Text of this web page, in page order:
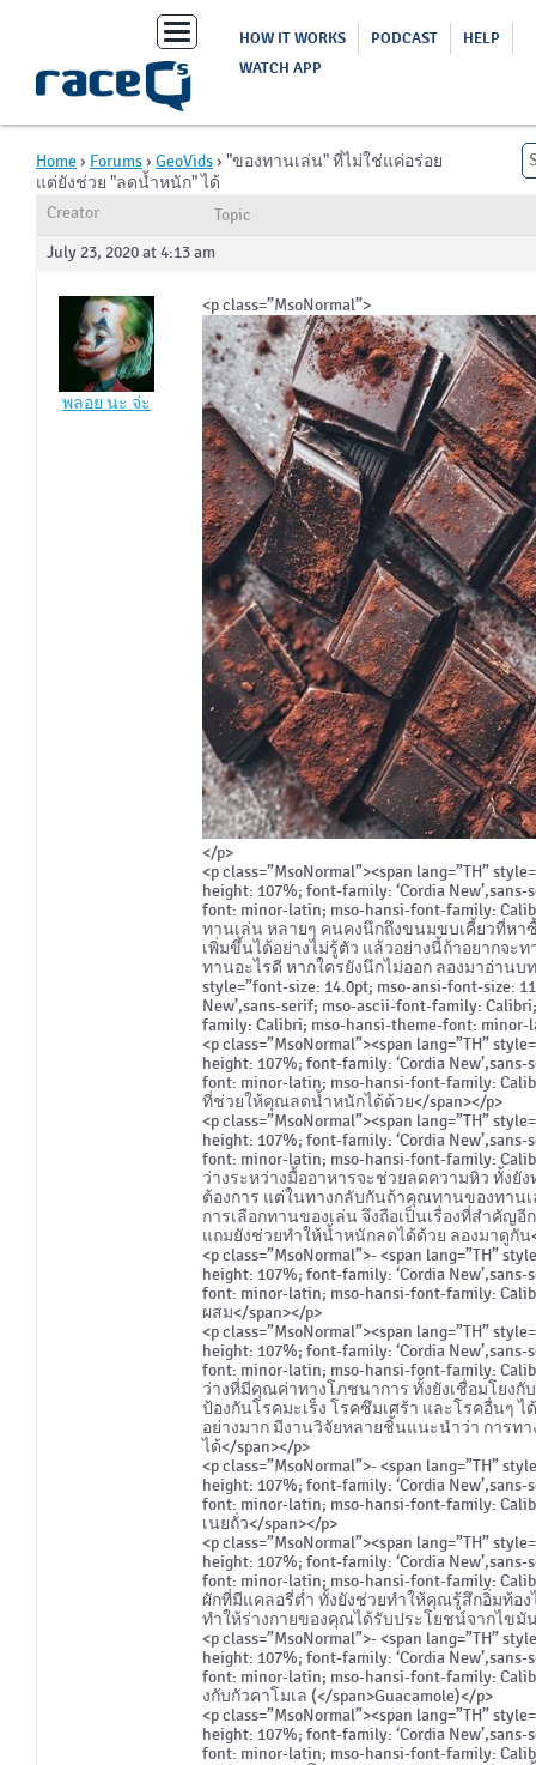
Toggle
navigation
HOW IT WORKS PODCAST
HELP
WATCH APP
Home› Forums› GeoVids› "ของทานเล่น" ที่ไม่ใช่แค่อร่อย
แต่ยังช่วย "ลดน้ำหนัก" ได้
Creator
Topic
July 23, 2020 at 4:13 am
พลอย นะ จ่ะ
<p class=”MsoNormal”>
</p>
<p class=”MsoNormal”><span lang=”TH”
height: 107%; font-family: ‘Cordia
font: minor-latin; mso-hansi-font-family:
ทานเล่น หลายๆ คนคงนึกถึงขนมขบเคี้ยวที่ห
เพิ่มขึ้นได้อย่างไม่รู้ตัว แล้วอย่างนี้ถ้าอยากจ
ทานอะไรดี หากใครยังนึกไม่ออก ลองมาอ่านบท
style=”font-size: 14.0pt; mso-ansi-font-size:
New’,sans-serif; mso-ascii-font-family:
family: Calibri; mso-hansi-theme-font:
<p class=”MsoNormal”><span lang=”TH”
height: 107%; font-family: ‘Cordia
font: minor-latin; mso-hansi-font-family:
ที่ช่วยให้คุณลดน้ำหนักได้ด้วย</span></p>
<p class=”MsoNormal”><span lang=”TH”
height: 107%; font-family: ‘Cordia
font: minor-latin; mso-hansi-font-family:
ว่างระหว่างมื้ออาหารจะช่วยลดความหิว ทั้งยั
ต้องการ แต่ในทางกลับกันถ้าคุณทานของทาน
การเลือกทานของเล่น จึงถือเป็นเรื่องที่สำคัญ
แถมยังช่วยทำให้น้ำหนักลดได้ด้วย ลองมาดูกัน
<p class=”MsoNormal”>- <span lang=”TH”
height: 107%; font-family: ‘Cordia
font: minor-latin; mso-hansi-font-family:
ผสม</span></p>
<p class=”MsoNormal”><span lang=”TH”
height: 107%; font-family: ‘Cordia
font: minor-latin; mso-hansi-font-family:
ว่างที่มีคุณค่าทางโภชนาการ ทั้งยังเชื่อมโยงกั
ป้องกันโรคมะเร็ง โรคซึมเศร้า และโรคอื่นๆ
อย่างมาก มีงานวิจัยหลายชิ้นแนะนำว่า การ
ได้</span></p>
<p class=”MsoNormal”>- <span lang=”TH”
height: 107%; font-family: ‘Cordia
font: minor-latin; mso-hansi-font-family:
เนยถั่ว</span></p>
<p class=”MsoNormal”><span lang=”TH”
height: 107%; font-family: ‘Cordia
font: minor-latin; mso-hansi-font-family:
ผักที่มีแคลอรี่ต่ำ ทั้งยังช่วยทำให้คุณรู้สึกอิ่มท้อ
ทำให้ร่างกายของคุณได้รับประโยชน์จากไขมั
<p class=”MsoNormal”>- <span lang=”TH”
height: 107%; font-family: ‘Cordia
font: minor-latin; mso-hansi-font-family:
งกับกัวคาโมเล (</span>Guacamole)</p>
<p class=”MsoNormal”><span lang=”TH”
height: 107%; font-family: ‘Cordia
font: minor-latin; mso-hansi-font-family: